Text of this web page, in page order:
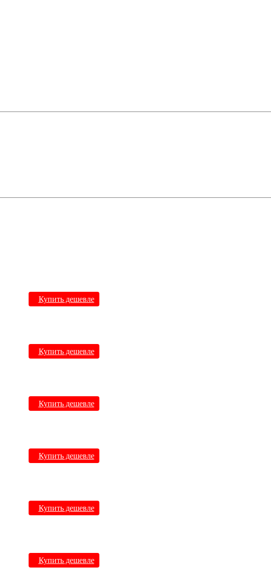
Купить дешевле
Купить дешевле
Купить дешевле
Купить дешевле
Купить дешевле
Купить дешевле